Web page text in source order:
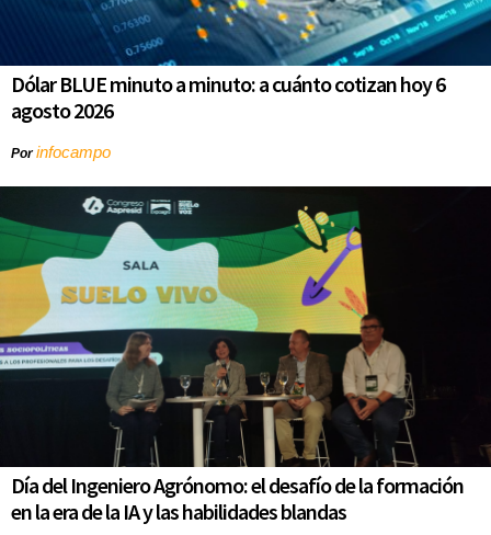
Dólar BLUE minuto a minuto: a cuánto cotizan hoy 6
agosto 2026
Porinfocampo
Día del Ingeniero Agrónomo: el desafío de la formación
en la era de la IA y las habilidades blandas